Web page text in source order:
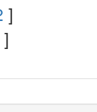
]
]